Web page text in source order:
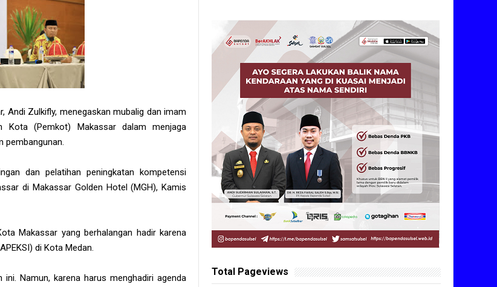
Andi Zulkifly, menegaskan mubalig dan imam
Kota (Pemkot) Makassar dalam menjaga
pembangunan.
dan pelatihan peningkatan kompetensi
di Makassar Golden Hotel (MGH), Kamis
Makassar yang berhalangan hadir karena
di Kota Medan.
Namun, karena harus menghadiri agenda
Total Pageviews